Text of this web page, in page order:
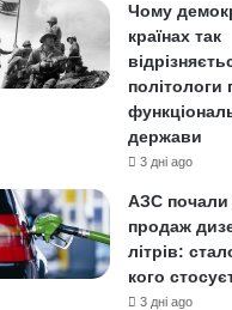
Чому
країнах так
політологи
держави
3 дні ago
АЗС почали
продаж
літрів:
кого
3 дні ago